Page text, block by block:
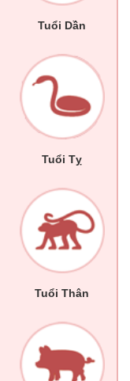
Tuổi Dần
Tuổi Tỵ
Tuổi Thân